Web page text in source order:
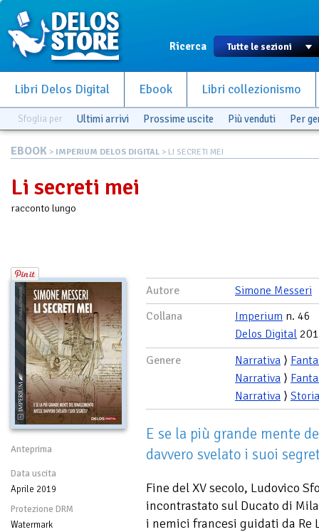
Ricerca
Libri Delos Digital Ebook Libri collezionismo
Sfoglia per Ultimi arrivi Prossime uscite Più venduti Per
EBOOK > IMPERIUM DELOS DIGITAL > LI SECRETI MEI
Li secreti mei
racconto lungo
Anteprima
Data uscita
Aprile 2019
Protezione DRM
Watermark
Autore
Simone Messeri
Collana
Imperium n. 46
Delos Digital
Genere
Narrativa ⟩
Narrativa ⟩
Narrativa ⟩
E se la più grande mente
davvero svelato i suoi
Fine del XV secolo, Ludovico
incontrastato sul Ducato di
i nemici francesi guidati da Re